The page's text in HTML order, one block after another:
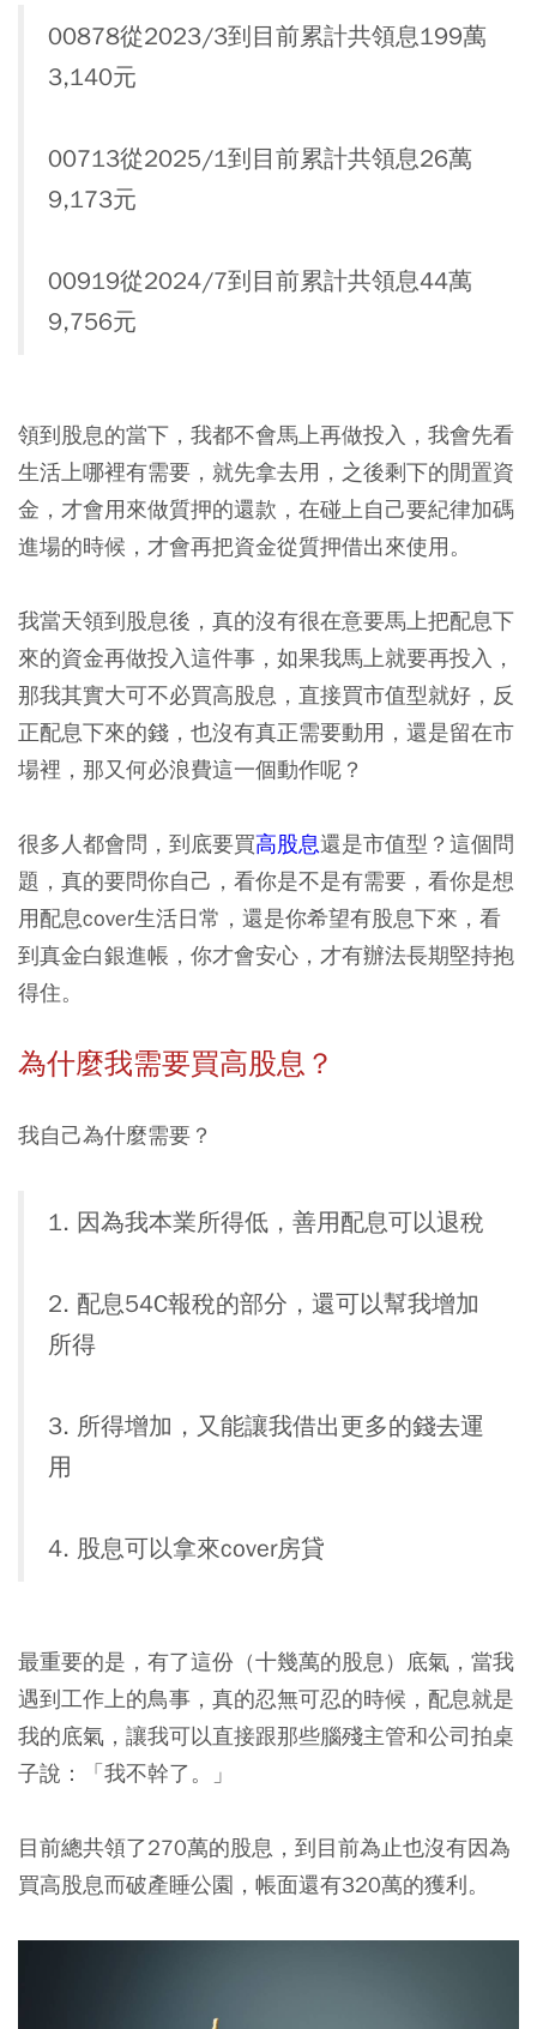
00878從2023/3到目前累計共領息199萬
3,140元
00713從2025/1到目前累計共領息26萬
9,173元
00919從2024/7到目前累計共領息44萬
9,756元
領到股息的當下，我都不會馬上再做投入，我會先看
生活上哪裡有需要，就先拿去用，之後剩下的閒置資
金，才會用來做質押的還款，在碰上自己要紀律加碼
進場的時候，才會再把資金從質押借出來使用。
我當天領到股息後，真的沒有很在意要馬上把配息下
來的資金再做投入這件事，如果我馬上就要再投入，
那我其實大可不必買高股息，直接買市值型就好，反
正配息下來的錢，也沒有真正需要動用，還是留在市
場裡，那又何必浪費這一個動作呢？
很多人都會問，到底要買高股息還是市值型？這個問
題，真的要問你自己，看你是不是有需要，看你是想
用配息cover生活日常，還是你希望有股息下來，看
到真金白銀進帳，你才會安心，才有辦法長期堅持抱
得住。
為什麼我需要買高股息？
我自己為什麼需要？
1. 因為我本業所得低，善用配息可以退稅
2. 配息54C報稅的部分，還可以幫我增加
所得
3. 所得增加，又能讓我借出更多的錢去運
用
4. 股息可以拿來cover房貸
最重要的是，有了這份（十幾萬的股息）底氣，當我
遇到工作上的鳥事，真的忍無可忍的時候，配息就是
我的底氣，讓我可以直接跟那些腦殘主管和公司拍桌
子說：「我不幹了。」
目前總共領了270萬的股息，到目前為止也沒有因為
買高股息而破產睡公園，帳面還有320萬的獲利。